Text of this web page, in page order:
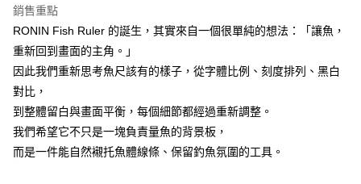
台灣樂天信用卡公司
【大哥付你分期使用說明】
2.付款方式選擇「大哥付你分期」，訂單成立後會自動跳轉到大哥付的交易
流程，驗證手機門號後，選擇欲分期的期數、繳款截止日，確認付款後即完
成交易。
3.實際核准額度、可分期數及費用金額請依後續交易確認頁面所載為準。
4.訂單成立30分鐘內，如未前往確認交易或遇審核未通過，訂單將自動取
消。如遇「轉專審核」未通過狀況，表示未達大哥付你分期系統評分，恕無
【繳款方式說明】
1.分期款項不併入電信帳單，「大哥付你分期」於每月結算日後寄送繳費提
AFTEE先享後付
相關說明
【關於「AFTEE先享後付」】
AFTEE先享後付是「在收到商品之後才付款」的支付方式。 讓您購物簡單
便利好安心！
１．簡單：不需註冊會員、不需綁卡、不需儲值。
２．便利：只要手機號碼，簡訊認證，即可結帳。
３．安心：先確認商品／服務後，再付款。
【「AFTEE先享後付」結帳流程】
ATM付款
貨到付款
運送方式
銷售重點
RONIN Fish Ruler 的誕生，其實來自一個很單純的想法：「讓魚，
重新回到畫面的主角。」
因此我們重新思考魚尺該有的樣子，從字體比例、刻度排列、黑白
對比，
到整體留白與畫面平衡，每個細節都經過重新調整。
我們希望它不只是一塊負責量魚的背景板，
而是一件能自然襯托魚體線條、保留釣魚氛圍的工具。